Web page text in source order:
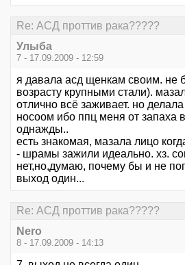
Re: АСД проттив рака?????
Улыба
7 - 17.09.2009 - 12:59
я давала асд щенкам своим. не
возрасту крупными стали).
отлично всё заживает. но
носоом ибо ппц меня от запаха
однажды..
есть знакомая, мазала лицо
- шрамы зажили идеально. хз.
нет,но,думаю, почему бы и не
выход один...
Re: АСД проттив рака?????
Nero
8 - 17.09.2009 - 14:13